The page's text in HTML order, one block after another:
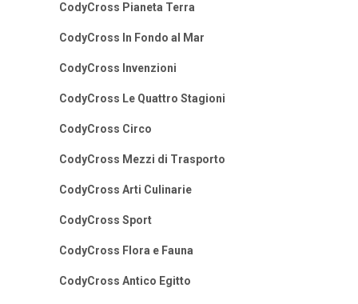
CodyCross Pianeta Terra
CodyCross In Fondo al Mar
CodyCross Invenzioni
CodyCross Le Quattro Stagioni
CodyCross Circo
CodyCross Mezzi di Trasporto
CodyCross Arti Culinarie
CodyCross Sport
CodyCross Flora e Fauna
CodyCross Antico Egitto